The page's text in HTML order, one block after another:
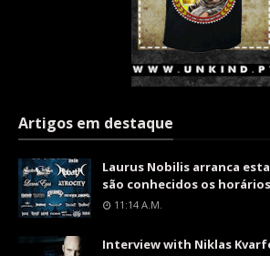
Artigos em destaque
Laurus Nobilis arranca
são conhecidos os horários
11:14 A.m.
Interview with Niklas